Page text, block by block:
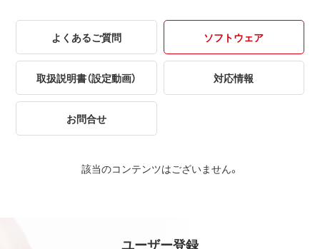
よくあるご質問 ソフトウェア
取扱説明書（設定動画） 対応情報
お問合せ
該当のコンテンツはございません。
ユーザー登録